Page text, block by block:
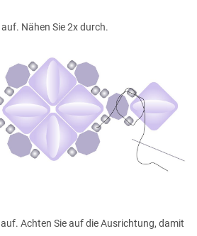
auf. Nähen Sie 2x durch.
auf. Achten Sie auf die Ausrichtung, damit